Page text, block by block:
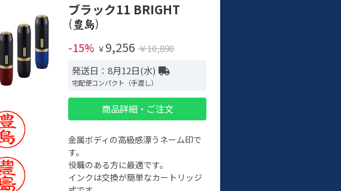
ブラック11 BRIGHT
(
)
-15% ￥ 9,256 ￥10,890
発送日：8月12日(水)
宅配便コンパクト（手渡し）
商品詳細・ご注文
金属ボディの高級感漂うネーム印で
す。
役職のある方に最適です。
インクは交換が簡単なカートリッジ